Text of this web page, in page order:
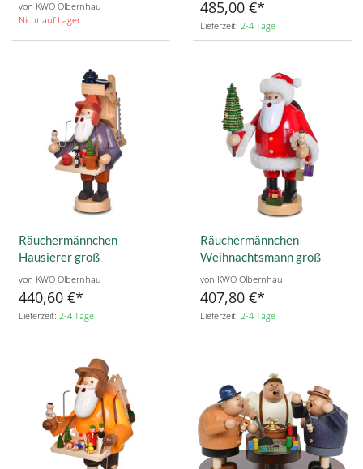
von KWO Olbernhau
Nicht auf Lager
485,00 €
Lieferzeit: 2-4 Tage
Räuchermännchen
Hausierer groß
von KWO Olbernhau
440,60 €
Lieferzeit: 2-4 Tage
Räuchermännchen
Weihnachtsmann groß
von KWO Olbernhau
407,80 €
Lieferzeit: 2-4 Tage